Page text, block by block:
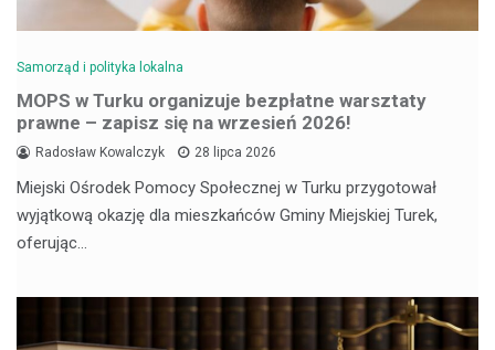
Samorząd i polityka lokalna
MOPS w Turku organizuje bezpłatne warsztaty
prawne – zapisz się na wrzesień 2026!
Radosław Kowalczyk 28 lipca 2026
Miejski Ośrodek Pomocy Społecznej w Turku przygotował
wyjątkową okazję dla mieszkańców Gminy Miejskiej Turek,
oferując…